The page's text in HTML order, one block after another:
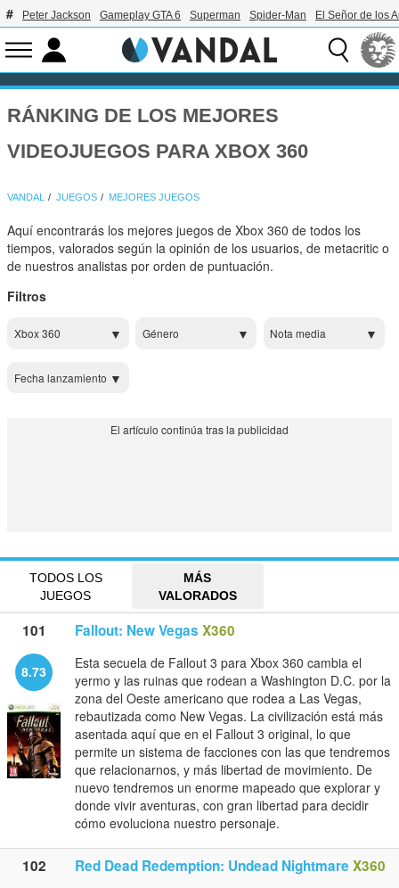
Peter Jackson Gameplay GTA 6 Superman Spider-Man El Señor de los
RÁNKING DE LOS MEJORES
VIDEOJUEGOS PARA XBOX 360
VANDAL JUEGOS MEJORES JUEGOS
Aquí encontrarás los mejores juegos de Xbox 360 de todos los
tiempos, valorados según la opinión de los usuarios, de metacritic o
de nuestros analistas por orden de puntuación.
Filtros
Xbox 360 Género Nota media
Fecha lanzamiento
TODOS LOS
JUEGOS
MÁS
VALORADOS
101 Fallout: New Vegas X360
8.73
Esta secuela de Fallout 3 para Xbox 360 cambia el
yermo y las ruinas que rodean a Washington D.C. por la
zona del Oeste americano que rodea a Las Vegas,
rebautizada como New Vegas. La civilización está más
asentada aquí que en el Fallout 3 original, lo que
permite un sistema de facciones con las que tendremos
que relacionarnos, y más libertad de movimiento. De
nuevo tendremos un enorme mapeado que explorar y
donde vivir aventuras, con gran libertad para decidir
cómo evoluciona nuestro personaje.
102 Red Dead Redemption: Undead Nightmare X360